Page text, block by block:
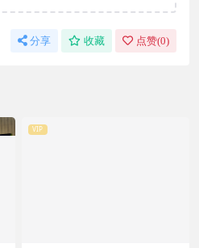
分享 收藏 点赞(0)
VIP